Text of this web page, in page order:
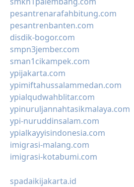
pesantrenarafahbitung.com
pesantrenbanten.com
disdik-bogor.com
smpn3jember.com
sman1cikampek.com
ypijakarta.com
ypimiftahussalammedan.com
ypialqudwahblitar.com
ypinuruljannahtasikmalaya.com
ypi-nuruddinsalam.com
ypialkayyisindonesia.com
imigrasi-malang.com
imigrasi-kotabumi.com
spadaikijakarta.id